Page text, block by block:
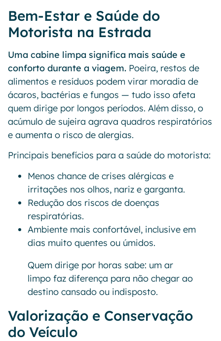
Bem-Estar e Saúde do
Motorista na Estrada
Uma cabine limpa significa mais saúde e
conforto durante a viagem. Poeira, restos de
alimentos e resíduos podem virar moradia de
ácaros, bactérias e fungos — tudo isso afeta
quem dirige por longos períodos. Além disso, o
acúmulo de sujeira agrava quadros respiratórios
e aumenta o risco de alergias.
Principais benefícios para a saúde do motorista:
Menos chance de crises alérgicas e
irritações nos olhos, nariz e garganta.
Redução dos riscos de doenças
respiratórias.
Ambiente mais confortável, inclusive em
dias muito quentes ou úmidos.
Quem dirige por horas sabe: um ar
limpo faz diferença para não chegar ao
destino cansado ou indisposto.
Valorização e Conservação
do Veículo